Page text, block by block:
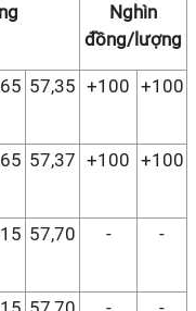
Nghìn
đồng/lượng
57,35 +100 +100
57,37 +100 +100
57,70 - -